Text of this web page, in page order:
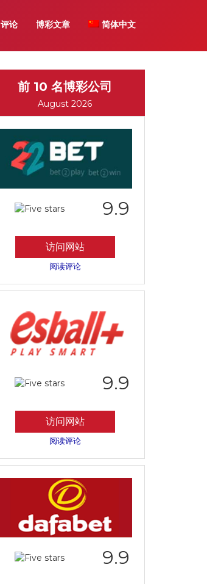
评论 博彩文章 简体中文
前 10 名博彩公司
August 2026
9.9
访问网站
阅读评论
9.9
访问网站
阅读评论
9.9